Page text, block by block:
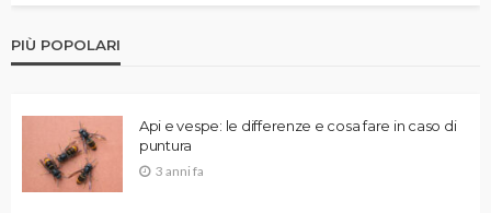
PIÙ POPOLARI
Api e vespe: le differenze e cosa fare in caso di
puntura
3 anni fa